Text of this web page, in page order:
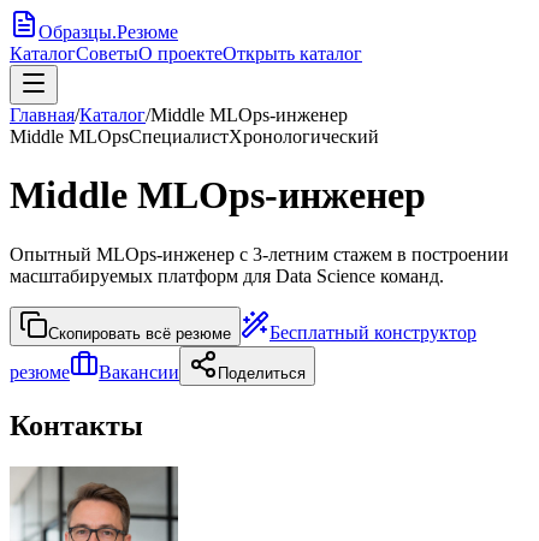
Образцы.Резюме
КаталогСоветыО проектеОткрыть каталог
Главная/Каталог/Middle MLOps-инженер
Middle MLOpsСпециалистХронологический
Middle MLOps-инженер
Опытный MLOps-инженер с 3-летним стажем в построении
масштабируемых платформ для Data Science команд.
Скопировать всё резюме
Бесплатный конструктор
резюме
Вакансии Поделиться
Контакты